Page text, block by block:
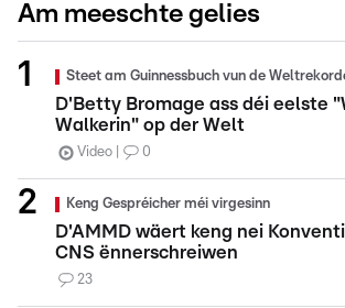
Am meeschte gelies
Steet am Guinnessbuch vun de
D'Betty Bromage ass déi eelste
Walkerin" op der Welt
Video 0
Keng Gespréicher méi virgesinn
D'AMMD wäert keng nei
CNS ënnerschreiwen
23